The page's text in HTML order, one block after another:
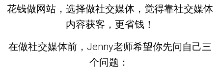
花钱做网站，选择做社交媒体，觉得靠社交媒体
内容获客，更省钱！
在做社交媒体前，Jenny老师希望你先问自己三
个问题：